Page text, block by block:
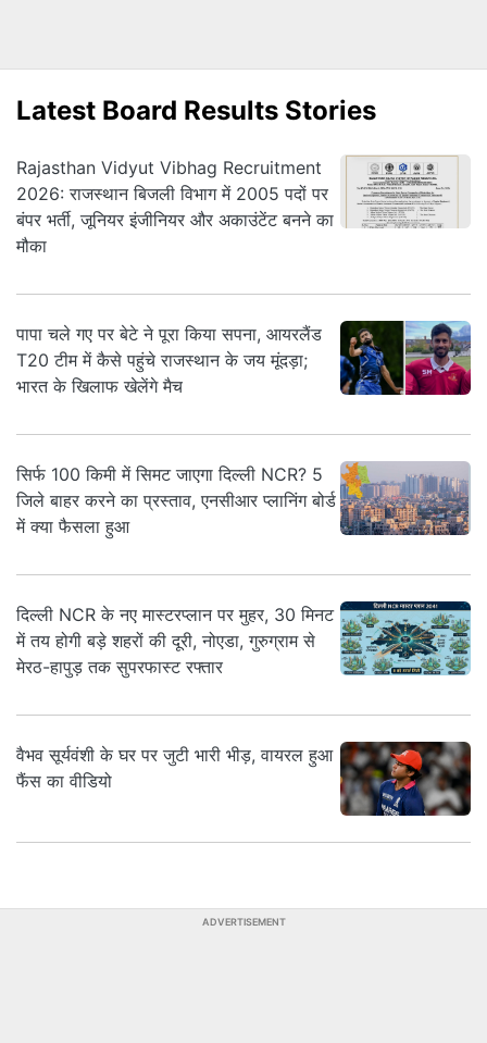
Latest Board Results Stories
Rajasthan Vidyut Vibhag Recruitment
2026: राजस्थान बिजली विभाग में 2005 पदों पर
बंपर भर्ती, जूनियर इंजीनियर और अकाउंटेंट बनने का
मौका
पापा चले गए पर बेटे ने पूरा किया सपना, आयरलैंड
T20 टीम में कैसे पहुंचे राजस्थान के जय मूंदड़ा;
भारत के खिलाफ खेलेंगे मैच
सिर्फ 100 किमी में सिमट जाएगा दिल्ली NCR? 5
जिले बाहर करने का प्रस्ताव, एनसीआर प्लानिंग बोर्ड
में क्या फैसला हुआ
दिल्ली NCR के नए मास्टरप्लान पर मुहर, 30 मिनट
में तय होगी बड़े शहरों की दूरी, नोएडा, गुरुग्राम से
मेरठ-हापुड़ तक सुपरफास्ट रफ्तार
वैभव सूर्यवंशी के घर पर जुटी भारी भीड़, वायरल हुआ
फैंस का वीडियो
ADVERTISEMENT